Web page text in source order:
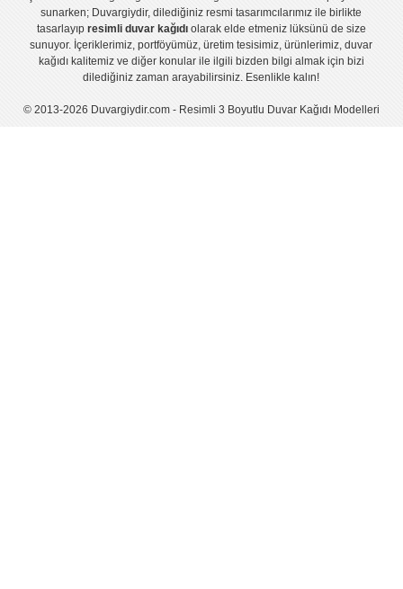
sunarken; Duvargiydir, dilediğiniz resmi tasarımcılarımız ile birlikte
tasarlayıp resimli duvar kağıdıolarak elde etmeniz lüksünü de size
sunuyor. İçeriklerimiz, portföyümüz, üretim tesisimiz, ürünlerimiz, duvar
kağıdı kalitemiz ve diğer konular ile ilgili bizden bilgi almak için bizi
dilediğiniz zaman arayabilirsiniz. Esenlikle kalın!
© 2013-2026 Duvargiydir.com - Resimli 3 Boyutlu Duvar Kağıdı Modelleri